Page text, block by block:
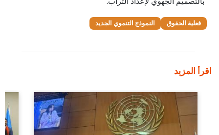
فعلية الحقوق النموذج التنموي الجديد
اقرأ المزيد